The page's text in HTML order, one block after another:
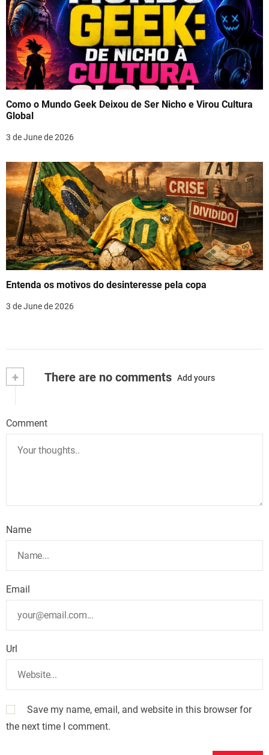
Como o Mundo Geek Deixou de Ser Nicho e Virou Cultura
Global
3 de June de 2026
Entenda os motivos do desinteresse pela copa
3 de June de 2026
+ There are no comments Add yours
Comment
Name
Email
Url
Save my name, email, and website in this browser for
the next time I comment.